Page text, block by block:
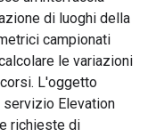
di luoghi della
campionati
le variazioni
L'oggetto
servizio Elevation
richieste di